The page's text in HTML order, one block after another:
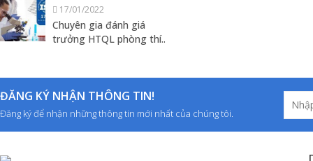
17/01/2022
Chuyên gia đánh giá
trưởng HTQL phòng thí..
ĐĂNG KÝ NHẬN THÔNG TIN!
Đăng ký để nhận những thông tin mới nhất của chúng tôi.